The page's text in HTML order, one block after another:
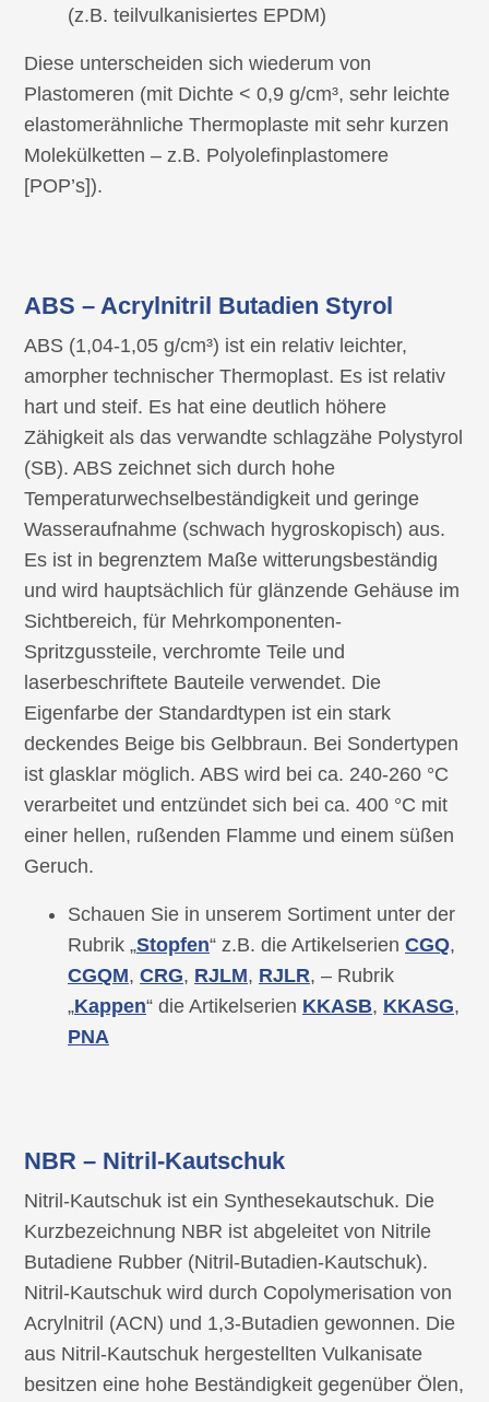
(z.B. teilvulkanisiertes EPDM)
Diese unterscheiden sich wiederum von
Plastomeren (mit Dichte < 0,9 g/cm³, sehr leichte
elastomerähnliche Thermoplaste mit sehr kurzen
Molekülketten – z.B. Polyolefinplastomere
[POP’s]).
ABS – Acrylnitril Butadien Styrol
ABS (1,04-1,05 g/cm³) ist ein relativ leichter,
amorpher technischer Thermoplast. Es ist relativ
hart und steif. Es hat eine deutlich höhere
Zähigkeit als das verwandte schlagzähe Polystyrol
(SB). ABS zeichnet sich durch hohe
Temperaturwechselbeständigkeit und geringe
Wasseraufnahme (schwach hygroskopisch) aus.
Es ist in begrenztem Maße witterungsbeständig
und wird hauptsächlich für glänzende Gehäuse im
Sichtbereich, für Mehrkomponenten-
Spritzgussteile, verchromte Teile und
laserbeschriftete Bauteile verwendet. Die
Eigenfarbe der Standardtypen ist ein stark
deckendes Beige bis Gelbbraun. Bei Sondertypen
ist glasklar möglich. ABS wird bei ca. 240-260 °C
verarbeitet und entzündet sich bei ca. 400 °C mit
einer hellen, rußenden Flamme und einem süßen
Geruch.
Schauen Sie in unserem Sortiment unter der
Rubrik „Stopfen“ z.B. die Artikelserien CGQ,
CGQM, CRG, RJLM, RJLR, – Rubrik
„Kappen“ die Artikelserien KKASB, KKASG,
PNA
NBR – Nitril-Kautschuk
Nitril-Kautschuk ist ein Synthesekautschuk. Die
Kurzbezeichnung NBR ist abgeleitet von Nitrile
Butadiene Rubber (Nitril-Butadien-Kautschuk).
Nitril-Kautschuk wird durch Copolymerisation von
Acrylnitril (ACN) und 1,3-Butadien gewonnen. Die
aus Nitril-Kautschuk hergestellten Vulkanisate
besitzen eine hohe Beständigkeit gegenüber Ölen,